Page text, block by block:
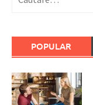
după:
POPULAR